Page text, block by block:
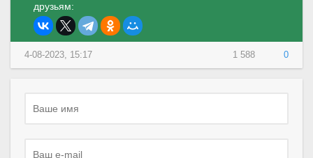
друзьям:
1 588 0
4-08-2023, 15:17